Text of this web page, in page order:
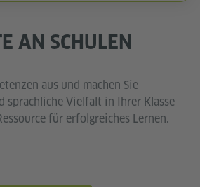
AN SCHULEN
aus und machen Sie
sprachliche Vielfalt in Ihrer Klasse
für erfolgreiches Lernen.